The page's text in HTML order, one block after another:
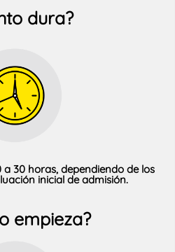
dura?
30 horas, dependiendo de los
inicial de admisión.
empieza?